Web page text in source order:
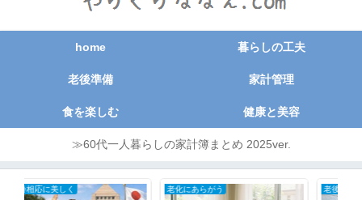
home 暮らしの工夫
老後準備 家計管理
食を楽しむ 健康と美容
≫60代一人暮らしの家計簿まとめ 2025ver.
老化にあらがう 老後のために暮らしを小さく